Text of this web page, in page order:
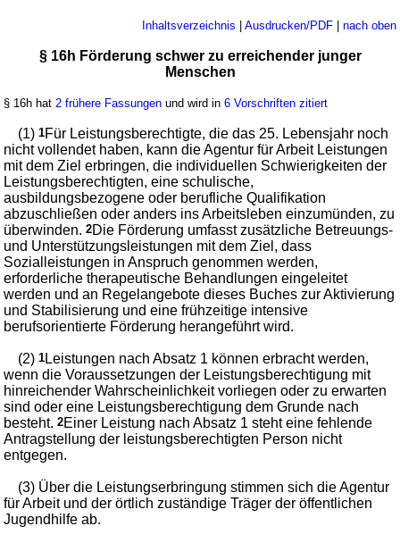
Inhaltsverzeichnis Ausdrucken/PDF| nach oben
§ 16h Förderung schwer zu erreichender junger
Menschen
§ 16h hat2 frühere Fassungen und wird in6 Vorschriften zitiert
(1)1Für Leistungsberechtigte, die das 25. Lebensjahr noch
nicht vollendet haben, kann die Agentur für Arbeit Leistungen
mit dem Ziel erbringen, die individuellen Schwierigkeiten der
Leistungsberechtigten, eine schulische,
ausbildungsbezogene oder berufliche Qualifikation
abzuschließen oder anders ins Arbeitsleben einzumünden, zu
überwinden.2Die Förderung umfasst zusätzliche Betreuungs-
und Unterstützungsleistungen mit dem Ziel, dass
Sozialleistungen in Anspruch genommen werden,
erforderliche therapeutische Behandlungen eingeleitet
werden und an Regelangebote dieses Buches zur Aktivierung
und Stabilisierung und eine frühzeitige intensive
berufsorientierte Förderung herangeführt wird.
(2)1 Leistungen nach Absatz 1 können erbracht werden,
wenn die Voraussetzungen der Leistungsberechtigung mit
hinreichender Wahrscheinlichkeit vorliegen oder zu erwarten
sind oder eine Leistungsberechtigung dem Grunde nach
besteht.2Einer Leistung nach Absatz 1 steht eine fehlende
Antragstellung der leistungsberechtigten Person nicht
entgegen.
(3) Über die Leistungserbringung stimmen sich die Agentur
für Arbeit und der örtlich zuständige Träger der öffentlichen
Jugendhilfe ab.